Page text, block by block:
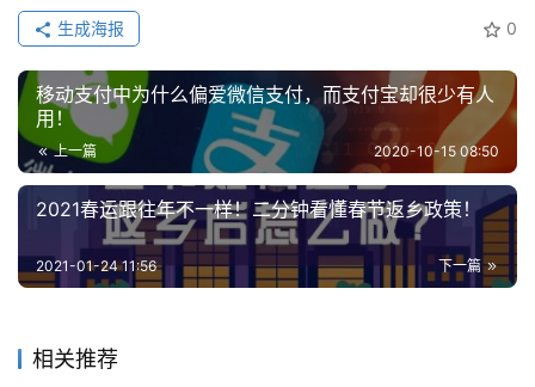
未
来
医
疗
智
能
驶
智
慧
登录 0
生成海报
移动支付中为什么偏爱微信支付，而支付宝却很少有人
用！
上一篇 2020-10-15 08:50
2021春运跟往年不一样！二分钟看懂春节返乡政策！
下一篇
2021-01-24 11:56
相关推荐